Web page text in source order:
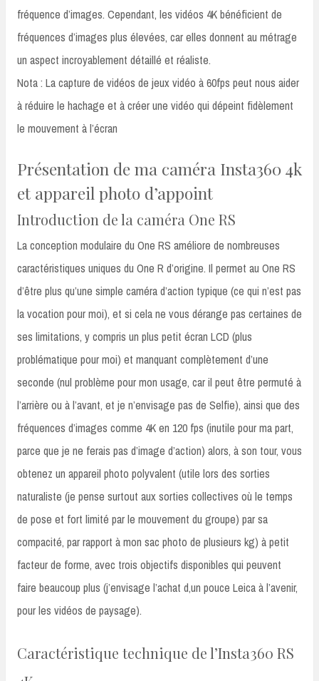
fréquence d’images. Cependant, les vidéos 4K bénéficient de
fréquences d’images plus élevées, car elles donnent au métrage
un aspect incroyablement détaillé et réaliste.
Nota : La capture de vidéos de jeux vidéo à 60fps peut nous aider
à réduire le hachage et à créer une vidéo qui dépeint fidèlement
le mouvement à l’écran
Présentation de ma caméra Insta360 4k
et appareil photo d’appoint
Introduction de la caméra One RS
La conception modulaire du One RS améliore de nombreuses
caractéristiques uniques du One R d’origine. Il permet au One RS
d’être plus qu’une simple caméra d’action typique (ce qui n’est pas
la vocation pour moi), et si cela ne vous dérange pas certaines de
ses limitations, y compris un plus petit écran LCD (plus
problématique pour moi) et manquant complètement d’une
seconde (nul problème pour mon usage, car il peut être permuté à
l’arrière ou à l’avant, et je n’envisage pas de Selfie), ainsi que des
fréquences d’images comme 4K en 120 fps (inutile pour ma part,
parce que je ne ferais pas d’image d’action) alors, à son tour, vous
obtenez un appareil photo polyvalent (utile lors des sorties
naturaliste (je pense surtout aux sorties collectives où le temps
de pose et fort limité par le mouvement du groupe) par sa
compacité, par rapport à mon sac photo de plusieurs kg) à petit
facteur de forme, avec trois objectifs disponibles qui peuvent
faire beaucoup plus (j’envisage l’achat d,un pouce Leica à l’avenir,
pour les vidéos de paysage).
Caractéristique technique de l’Insta360 RS